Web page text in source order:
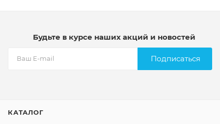
Будьте в курсе наших акций и новостей
Подписаться
КАТАЛОГ